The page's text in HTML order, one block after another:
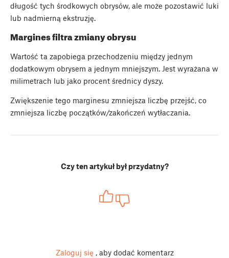
długość tych środkowych obrysów, ale może pozostawić luki
lub nadmierną ekstruzję.
Margines filtra zmiany obrysu
Wartość ta zapobiega przechodzeniu między jednym
dodatkowym obrysem a jednym mniejszym. Jest wyrażana w
milimetrach lub jako procent średnicy dyszy.
Zwiększenie tego marginesu zmniejsza liczbę przejść, co
zmniejsza liczbę początków/zakończeń wytłaczania.
Czy ten artykuł był przydatny?
Zaloguj się , aby dodać komentarz